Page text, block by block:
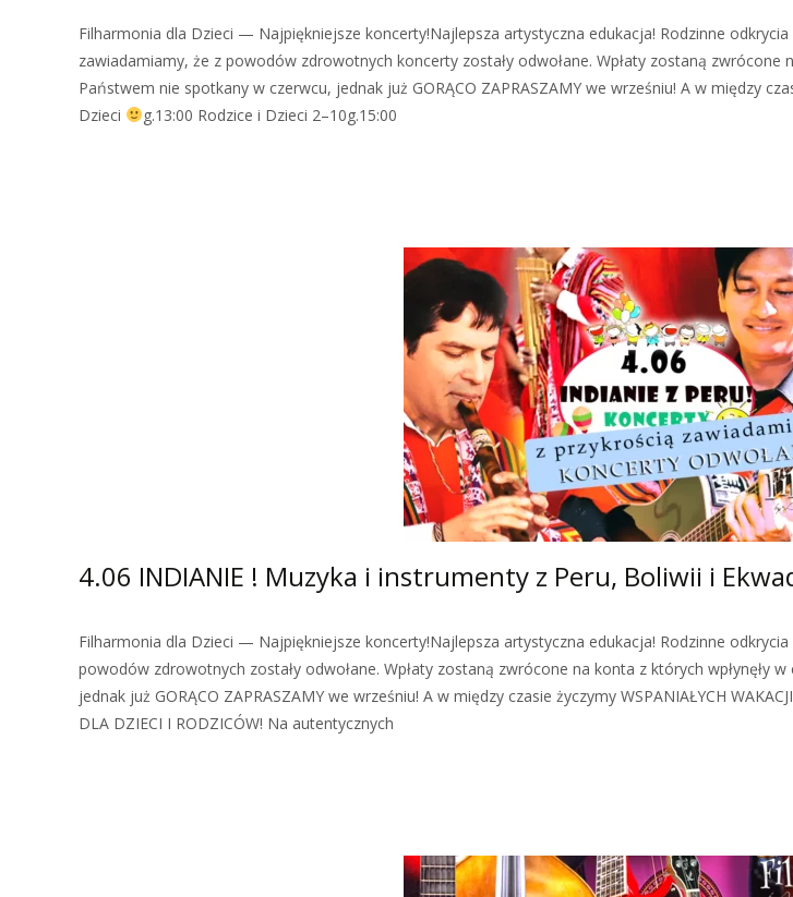
Filharmonia dla Dzieci — Najpiękniejsze koncerty!Najlepsza artystyczna edukacja! Rodzinne odkrycia
zawiadamiamy, że z powodów zdrowotnych koncerty zostały odwołane. Wpłaty zostaną zwrócone
Państwem nie spotkany w czerwcu, jednak już GORĄCO ZAPRASZAMY we wrześniu! A w między
Dzieci
g.13:00 Rodzice i Dzieci 2–10g.15:00
4.06 INDIANIE ! Muzyka i instrumenty z Peru, Boliwii i
Filharmonia dla Dzieci — Najpiękniejsze koncerty!Najlepsza artystyczna edukacja! Rodzinne odkrycia
powodów zdrowotnych zostały odwołane. Wpłaty zostaną zwrócone na konta z których wpłynęły
jednak już GORĄCO ZAPRASZAMY we wrześniu! A w między czasie życzymy WSPANIAŁYCH
DLA DZIECI I RODZICÓW! Na autentycznych